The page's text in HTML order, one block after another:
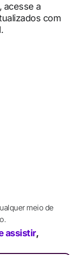
acesse a
com
meio de
assistir,